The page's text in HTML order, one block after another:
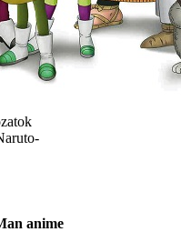
anime